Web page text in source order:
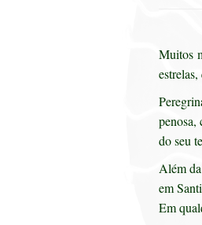
Muitos
penosa,
do seu
Além
em
Em